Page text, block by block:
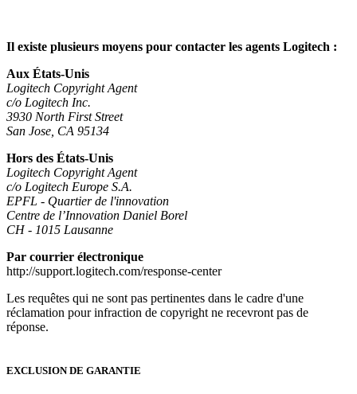
Il existe plusieurs moyens pour contacter les agents Logitech :
Aux États-Unis
Logitech Copyright Agent
c/o Logitech Inc.
3930 North First Street
San Jose, CA 95134
Hors des États-Unis
Logitech Copyright Agent
c/o Logitech Europe S.A.
EPFL - Quartier de l'innovation
Centre de l’Innovation Daniel Borel
CH - 1015 Lausanne
Par courrier électronique
http://support.logitech.com/response-center
Les requêtes qui ne sont pas pertinentes dans le cadre d'une
réclamation pour infraction de copyright ne recevront pas de
réponse.
EXCLUSION DE GARANTIE